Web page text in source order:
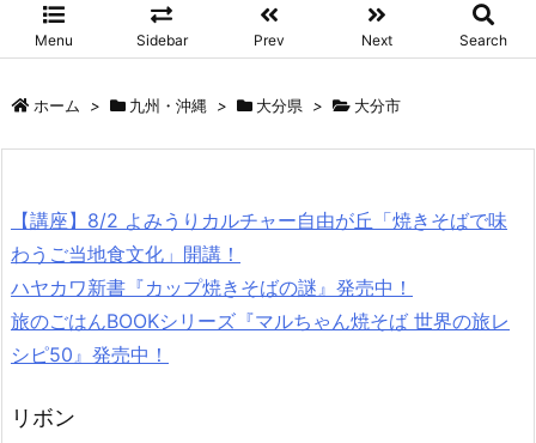
Menu Sidebar Prev Next Search
ホーム > 九州・沖縄 > 大分県 > 大分市
【講座】8/2 よみうりカルチャー自由が丘「焼きそばで味
わうご当地食文化」開講！
ハヤカワ新書『カップ焼きそばの謎』発売中！
旅のごはんBOOKシリーズ『マルちゃん焼そば 世界の旅レ
シピ50』発売中！
リボン